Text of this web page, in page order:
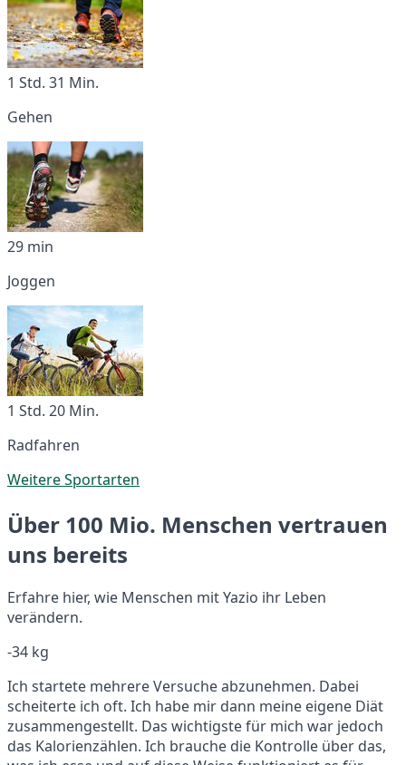
1 Std. 31 Min.
Gehen
29 min
Joggen
1 Std. 20 Min.
Radfahren
Weitere Sportarten
Über 100 Mio. Menschen vertrauen
uns bereits
Erfahre hier, wie Menschen mit Yazio ihr Leben
verändern.
-34 kg
Ich startete mehrere Versuche abzunehmen. Dabei
scheiterte ich oft. Ich habe mir dann meine eigene Diät
zusammengestellt. Das wichtigste für mich war jedoch
das Kalorienzählen. Ich brauche die Kontrolle über das,